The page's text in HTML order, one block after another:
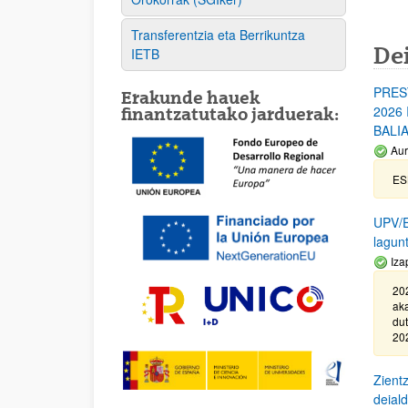
Transferentzia eta Berrikuntza
IETB
Erakunde hauek
finantzatutako jarduerak:
2026
UPV/